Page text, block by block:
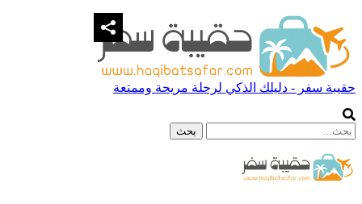
حقيبة سفر - دليلك الذكي لرحلة مريحة وممتعة